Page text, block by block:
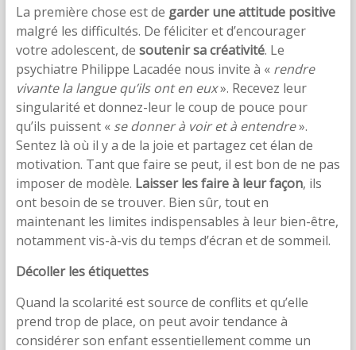
La première chose est de garder une attitude positive
malgré les difficultés. De féliciter et d’encourager
votre adolescent, de soutenir sa créativité. Le
psychiatre Philippe Lacadée nous invite à « rendre
vivante la langue qu’ils ont en eux». Recevez leur
singularité et donnez-leur le coup de pouce pour
qu’ils puissent « se donner à voir et à entendre».
Sentez là où il y a de la joie et partagez cet élan de
motivation. Tant que faire se peut, il est bon de ne pas
imposer de modèle. Laisser les faire à leur façon, ils
ont besoin de se trouver. Bien sûr, tout en
maintenant les limites indispensables à leur bien-être,
notamment vis-à-vis du temps d’écran et de sommeil.
Décoller les étiquettes
Quand la scolarité est source de conflits et qu’elle
prend trop de place, on peut avoir tendance à
considérer son enfant essentiellement comme un